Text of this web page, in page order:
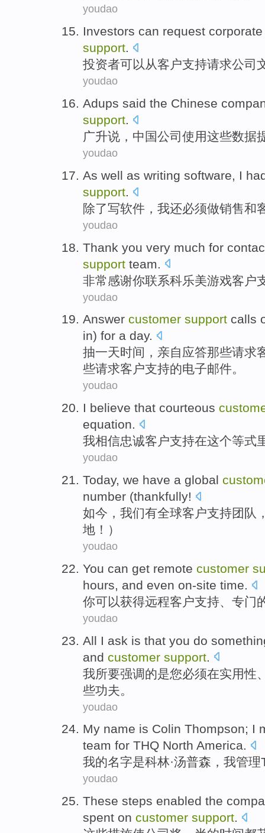
youdao
Investors can request corporate
support.
投资者可以 从客户支持请求公司
youdao
Adups said the Chinese
support.
广升说 ， 中国公司 使用这些数据
youdao
As well as writing software, I
support.
除了写软件 ， 我还必须做销售和
youdao
Thank you very much for
support team
非常感谢你联系科乐美游戏客户
youdao
Answer customer support calls
in) for a day.
抽一天时间 ，亲自应答那些请求
些请求客户支持的电子邮件。
youdao
I believe that courteous
equation.
我相信忠诚客户支持在这个等式
youdao
Today, we have a global
number (thankfully!
如今 ， 我们有全球客户支持团队
地 ！）
youdao
You can get remote customer
hours, and even on-site time.
你可以获得远程客户支持、 专门
youdao
All I ask is that you do
and customer support
我所要强调的是您必须在实用性
些功夫。
youdao
My name is Colin Thompson; I
team for THQ North America.
我的名字是科林·汤普森 ， 我管理
youdao
These steps enabled the
spent on customer support.